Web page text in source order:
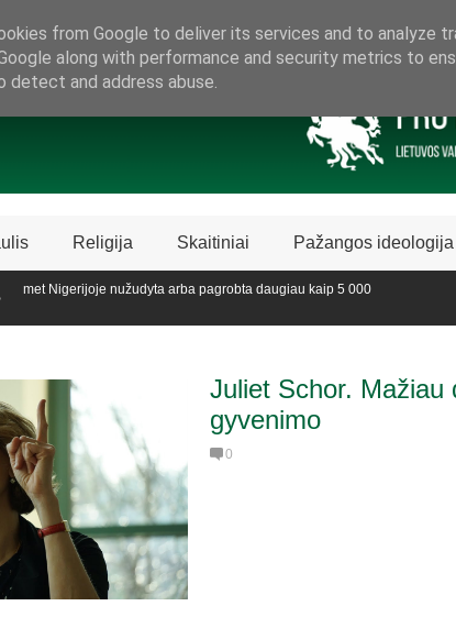
Religija Skaitiniai Pažangos ideologija
Nigerijoje nužudyta arba pagrobta daugiau kaip 5 000
apibrėžimo LR
Juliet Schor. Mažiau
gyvenimo
0
from Google to deliver its services and to analyze
along with performance and security metrics to
detect and address abuse.